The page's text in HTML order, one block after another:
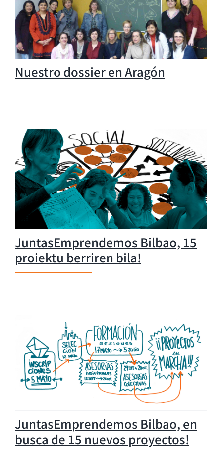
Nuestro dossier en Aragón
JuntasEmprendemos Bilbao, 15
proiektu berriren bila!
JuntasEmprendemos Bilbao, en
busca de 15 nuevos proyectos!